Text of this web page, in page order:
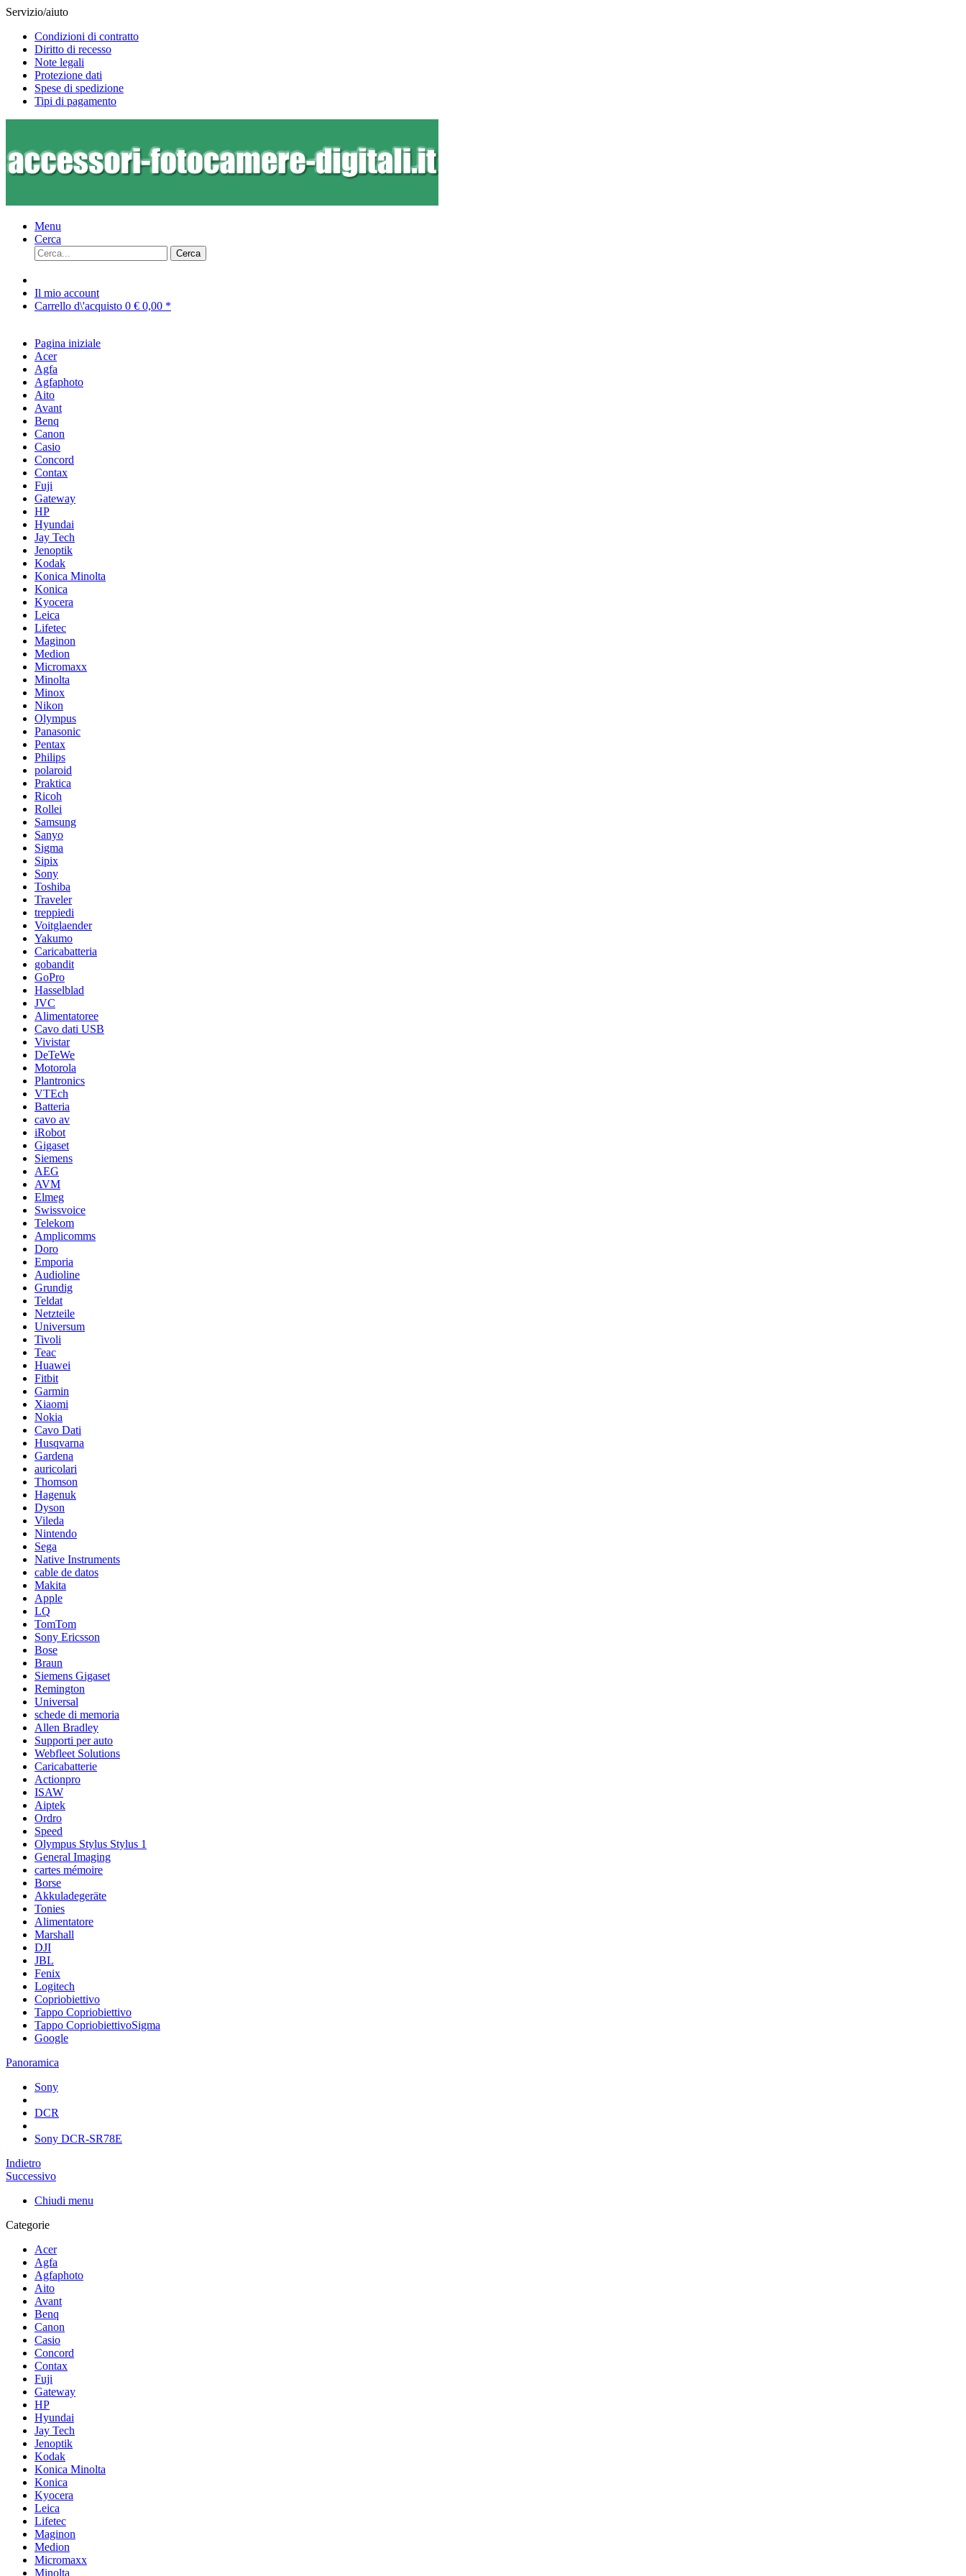
Servizio/aiuto
Condizioni di contratto
Diritto di recesso
Note legali
Protezione dati
Spese di spedizione
Tipi di pagamento
Menu
Cerca
Cerca
Il mio account
Carrello d\'acquisto 0 € 0,00 *
Pagina iniziale
Acer
Agfa
Agfaphoto
Aito
Avant
Benq
Canon
Casio
Concord
Contax
Fuji
Gateway
HP
Hyundai
Jay Tech
Jenoptik
Kodak
Konica Minolta
Konica
Kyocera
Leica
Lifetec
Maginon
Medion
Micromaxx
Minolta
Minox
Nikon
Olympus
Panasonic
Pentax
Philips
polaroid
Praktica
Ricoh
Rollei
Samsung
Sanyo
Sigma
Sipix
Sony
Toshiba
Traveler
treppiedi
Voitglaender
Yakumo
Caricabatteria
gobandit
GoPro
Hasselblad
JVC
Alimentatoree
Cavo dati USB
Vivistar
DeTeWe
Motorola
Plantronics
VTEch
Batteria
cavo av
iRobot
Gigaset
Siemens
AEG
AVM
Elmeg
Swissvoice
Telekom
Amplicomms
Doro
Emporia
Audioline
Grundig
Teldat
Netzteile
Universum
Tivoli
Teac
Huawei
Fitbit
Garmin
Xiaomi
Nokia
Cavo Dati
Husqvarna
Gardena
auricolari
Thomson
Hagenuk
Dyson
Vileda
Nintendo
Sega
Native Instruments
cable de datos
Makita
Apple
LQ
TomTom
Sony Ericsson
Bose
Braun
Siemens Gigaset
Remington
Universal
schede di memoria
Allen Bradley
Supporti per auto
Webfleet Solutions
Caricabatterie
Actionpro
ISAW
Aiptek
Ordro
Speed
Olympus Stylus Stylus 1
General Imaging
cartes mémoire
Borse
Akkuladegeräte
Tonies
Alimentatore
Marshall
DJI
JBL
Fenix
Logitech
Copriobiettivo
Tappo Copriobiettivo
Tappo CopriobiettivoSigma
Google
Panoramica
Sony
DCR
Sony DCR-SR78E
Indietro
Successivo
Chiudi menu
Categorie
Acer
Agfa
Agfaphoto
Aito
Avant
Benq
Canon
Casio
Concord
Contax
Fuji
Gateway
HP
Hyundai
Jay Tech
Jenoptik
Kodak
Konica Minolta
Konica
Kyocera
Leica
Lifetec
Maginon
Medion
Micromaxx
Minolta